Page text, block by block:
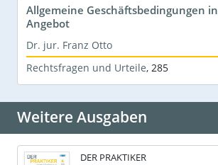
Allgemeine Geschäftsbedingungen
Angebot
Dr. jur. Franz Otto
Rechtsfragen und Urteile, 285
Weitere Ausgaben
DER PRAKTIKER